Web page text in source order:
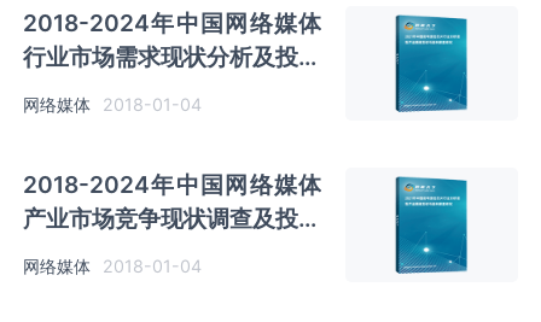
2018-2024年中国网络媒体
行业市场需求现状分析及投资
方向评估分析报告
网络媒体 2018-01-04
2018-2024年中国网络媒体
产业市场竞争现状调查及投资
发展前景研究报告
网络媒体 2018-01-04